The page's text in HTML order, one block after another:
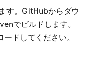
す。GitHubからダウ
でビルドします。
ドしてください。